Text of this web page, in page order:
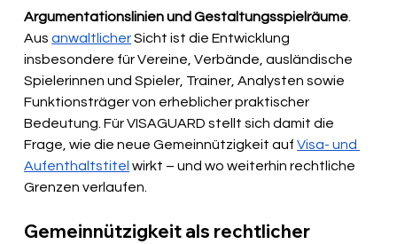
Argumentationslinien und Gestaltungsspielräume
Aus anwaltlicher Sicht ist die Entwicklung
insbesondere für Vereine, Verbände, ausländische
Spielerinnen und Spieler, Trainer, Analysten sowie
Funktionsträger von erheblicher praktischer
Bedeutung. Für VISAGUARD stellt sich damit die
Frage, wie die neue Gemeinnützigkeit auf Visa- und
Aufenthaltstitel wirkt – und wo weiterhin rechtliche
Grenzen verlaufen.
Gemeinnützigkeit als rechtlicher